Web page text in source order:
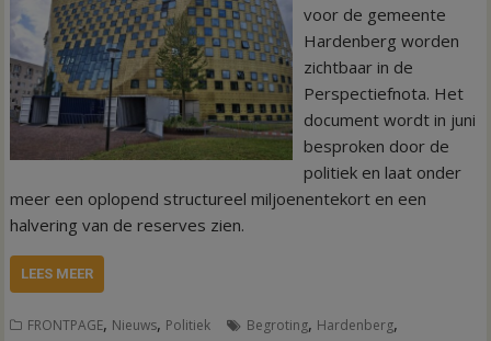
voor de gemeente
Hardenberg worden
zichtbaar in de
Perspectiefnota. Het
document wordt in juni
besproken door de
politiek en laat onder
meer een oplopend structureel miljoenentekort en een
halvering van de reserves zien.
LEES MEER
FRONTPAGE, Nieuws, Politiek Begroting, Hardenberg,